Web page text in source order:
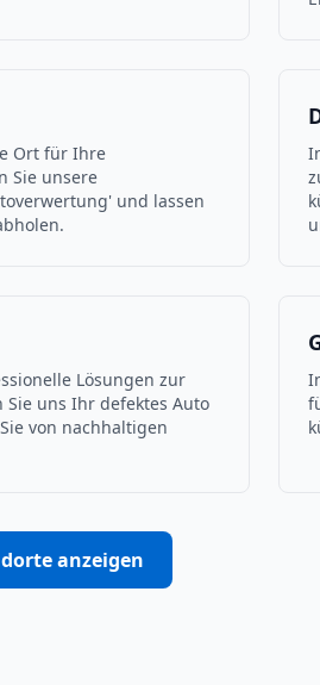
Ort für Ihre
Sie unsere
und lassen
Lösungen zur
Sie uns Ihr defektes Auto
von nachhaltigen
anzeigen